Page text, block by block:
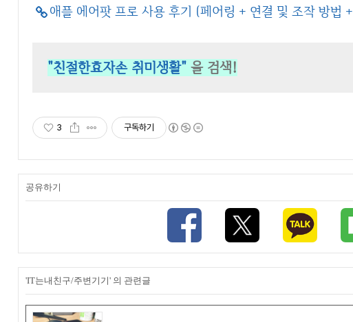
애플 에어팟 프로 사용 후기 (페어링 + 연결 및 조작 방법
"친절한효자손 취미생활" 을 검색!
3 구독하기
공유하기
'IT는내친구/주변기기' 의 관련글